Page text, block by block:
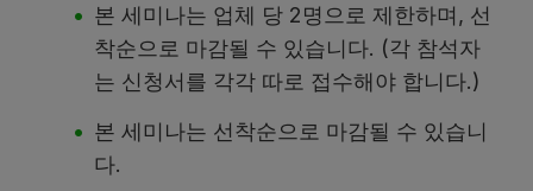
본 세미나는 업체 당 2명으로 제한하며, 선
착순으로 마감될 수 있습니다. (각 참석자
는 신청서를 각각 따로 접수해야 합니다.)
본 세미나는 선착순으로 마감될 수 있습니
다.